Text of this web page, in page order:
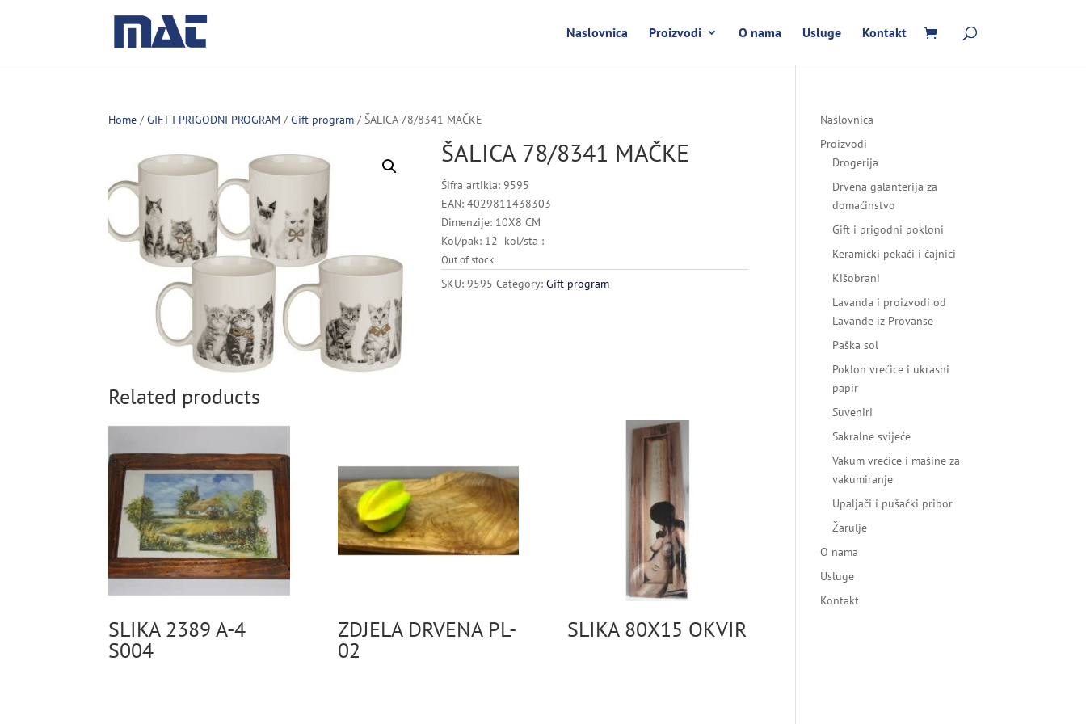
Naslovnica Proizvodi O nama Usluge Kontakt
Home /GIFT I PRIGODNI PROGRAM /Gift program / ŠALICA 78/8341 MAČKE
ŠALICA 78/8341 MAČKE
Šifra artikla: 9595
EAN: 4029811438303
Dimenzije: 10X8 CM
Kol/pak: 12 kol/sta :
Out of stock
SKU:9595 Category:Gift program
Related products
SLIKA 2389 A-4
S004
ZDJELA DRVENA PL-
02
SLIKA 80X15 OKVIR
Naslovnica
Proizvodi
Drogerija
Drvena galanterija za
domaćinstvo
Gift i prigodni pokloni
Keramički pekači i čajnici
Kišobrani
Lavanda i proizvodi od
Lavande iz Provanse
Paška sol
Poklon vrećice i ukrasni
papir
Suveniri
Sakralne svijeće
Vakum vrećice i mašine za
vakumiranje
Upaljači i pušački pribor
Žarulje
O nama
Usluge
Kontakt